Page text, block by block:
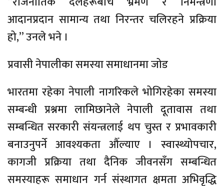
आदानप्रदान सामान्य तथा निरन्तर चलिरहने प्रक्रिया
हो,” उनले भने ।
प्रवासी नेपालीका समस्या समाधानमा जोड
भारतमा रहेका नेपाली नागरिकले भोगिरहेका समस्या
सम्बन्धी प्रश्नमा लामिछानेले नेपाली दूतावास तथा
सम्बन्धित सरकारी संयन्त्रलाई थप चुस्त र प्रभावकारी
बनाउनुपर्ने आवश्यकता औँल्याए । स्वास्थ्योपचार,
कागजी प्रक्रिया तथा दैनिक जीवनसँग सम्बन्धित
समस्याहरू समाधान गर्न संस्थागत क्षमता अभिवृद्धि